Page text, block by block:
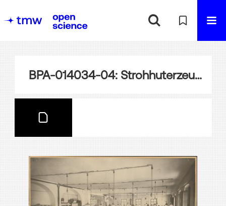
BPA-014034-04: Strohhuterzeugung: Nähen der Strohhüte